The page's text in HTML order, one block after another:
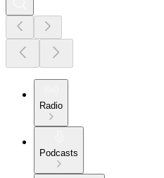
Radio
Podcasts